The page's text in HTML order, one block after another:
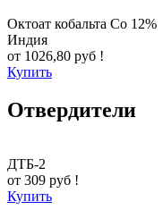
Октоат кобальта Co 12%
Индия
от 1026,80 руб !
Купить
Отвердители
ДТБ-2
от 309 руб !
Купить